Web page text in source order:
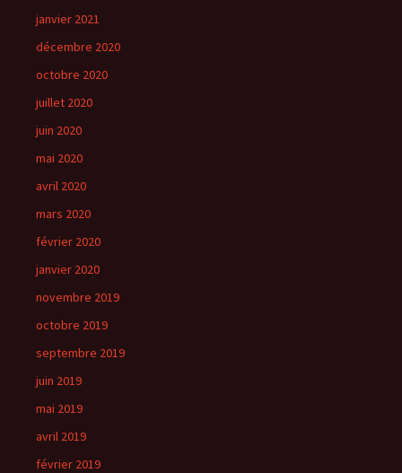
janvier 2021
décembre 2020
octobre 2020
juillet 2020
juin 2020
mai 2020
avril 2020
mars 2020
février 2020
janvier 2020
novembre 2019
octobre 2019
septembre 2019
juin 2019
mai 2019
avril 2019
février 2019